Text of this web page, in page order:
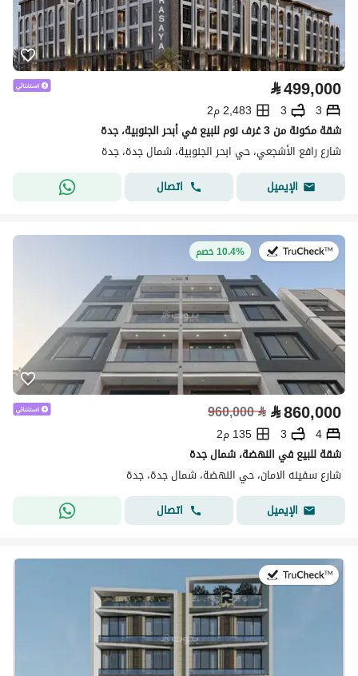
⃁499,000
3
3
2,483 م2
شقة مكونة من 3 غرف نوم للبيع في أبحر الجنوبية، جدة
شارع رافع الأشجعي، حي ابحر الجنوبية، شمال جدة، جدة
الإيميل
اتصال
في:13 يوليو 202610.4% خصم
⃁860,000
⃁
960,000
4
3
135 م2
شقة للبيع في النهضة، شمال جدة
شارع سفينه الامان، حي النهضة، شمال جدة، جدة
الإيميل
اتصال
في:27 يوليو 2026